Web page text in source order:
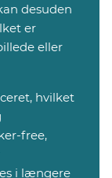
desuden
er
eller
hvilket
free,
i længere